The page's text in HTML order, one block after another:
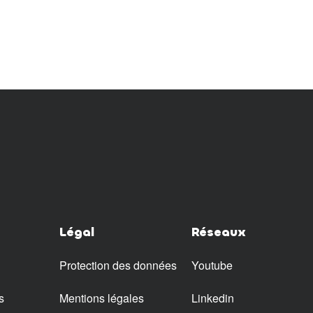
Légal
Protection des données
Mentions légales
Réseaux
Youtube
Linkedin